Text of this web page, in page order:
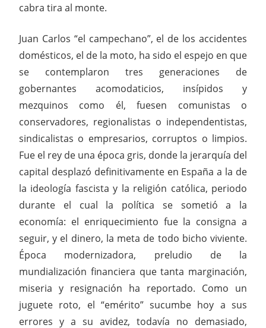
cabra tira al monte.
Juan Carlos “el campechano”, el de los accidentes
domésticos, el de la moto, ha sido el espejo en que
se contemplaron tres generaciones de
gobernantes acomodaticios, insípidos y
mezquinos como él, fuesen comunistas o
conservadores, regionalistas o independentistas,
sindicalistas o empresarios, corruptos o limpios.
Fue el rey de una época gris, donde la jerarquía del
capital desplazó definitivamente en España a la de
la ideología fascista y la religión católica, periodo
durante el cual la política se sometió a la
economía: el enriquecimiento fue la consigna a
seguir, y el dinero, la meta de todo bicho viviente.
Época modernizadora, preludio de la
mundialización financiera que tanta marginación,
miseria y resignación ha reportado. Como un
juguete roto, el “emérito” sucumbe hoy a sus
errores y a su avidez, todavía no demasiado,